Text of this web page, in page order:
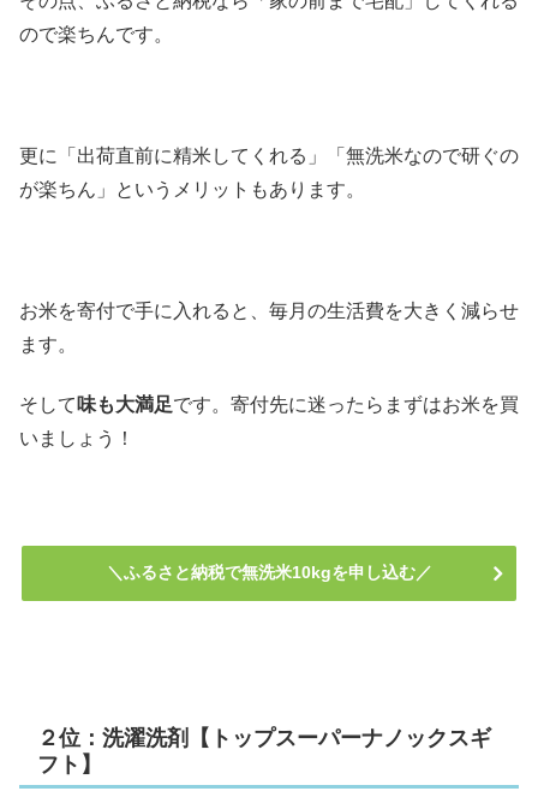
ので楽ちんです。
更に「出荷直前に精米してくれる」「無洗米なので研ぐの
が楽ちん」というメリットもあります。
お米を寄付で手に入れると、毎月の生活費を大きく減らせ
ます。
そして 味も大満足です。寄付先に迷ったらまずはお米を買
いましょう！
＼ふるさと納税で無洗米10kgを申し込む／
２位：洗濯洗剤【トップスーパーナノックスギ
フト】